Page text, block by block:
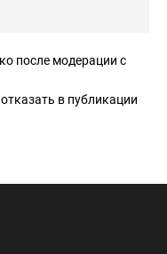
хулиганом.
и я прошу
результатов среди
учёбой сдавайте
после модерации с
в публикации